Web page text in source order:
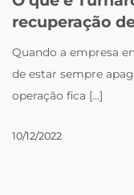
recuperação
Quando a empresa
de estar sempre
operação fica [...]
10/12/2022